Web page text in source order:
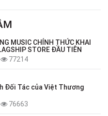
MUSIC CHÍNH THỨC KHAI
STORE ĐẦU TIÊN
77214
Đối Tác của Việt Thương
76663